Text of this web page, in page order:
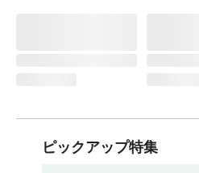
ピックアップ特集